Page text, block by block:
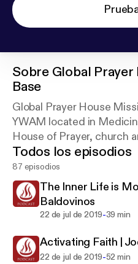
Sobre Global
Base
Global Prayer House
YWAM located in
House of Prayer, church
and events.
Todos los episodios
87 episodios
The Inner Life is
Baldovinos
22 de jul de 2019-39 min
Activating Faith |
22 de jul de 2019-52 min